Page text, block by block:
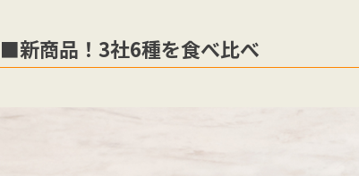
■新商品！3社6種を食べ比べ